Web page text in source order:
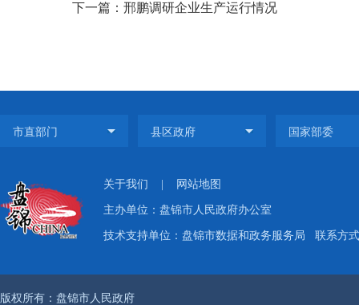
下一篇：邢鹏调研企业生产运行情况
关于我们 网站地图
主办单位：盘锦市人民政府办公室
技术支持单位：盘锦市数据和政务服务局 联系方
版权所有：盘锦市人民政府